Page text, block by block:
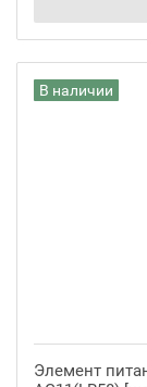
В наличии
Элемент